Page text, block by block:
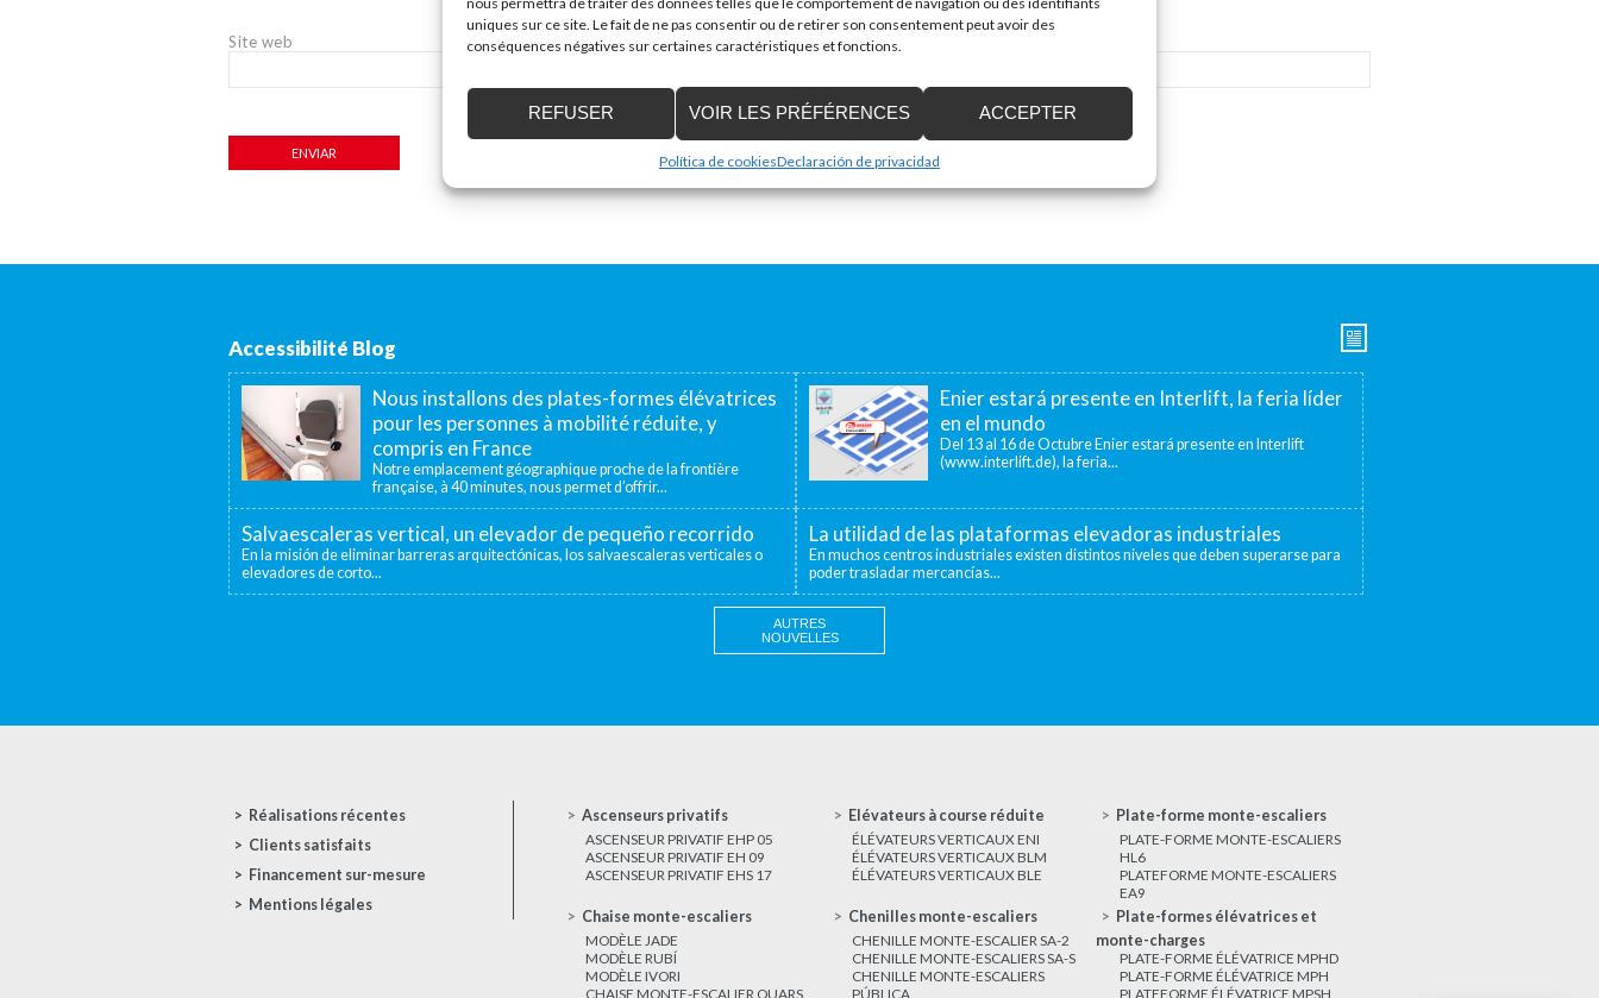
uniques sur ce site. Le fait de ne pas consentir ou de retirer son consentement peut avoir des
conséquences négatives sur certaines caractéristiques et fonctions.
ACCEPTER
REFUSER VOIR LES PRÉFÉRENCES
Política de cookiesDeclaración de privacidad
Site web
Accessibilité Blog
Nous installons des plates-formes élévatrices
pour les personnes à mobilité réduite, y
compris en France
Notre emplacement géographique proche de la frontière
française, à 40 minutes, nous permet d’offrir...
Enier estará presente en Interlift, la feria líder
en el mundo
Del 13 al 16 de Octubre Enier estará presente en Interlift
(www.interlift.de), la feria...
Salvaescaleras vertical, un elevador de pequeño recorrido
En la misión de eliminar barreras arquitectónicas, los salvaescaleras verticales o
elevadores de corto...
La utilidad de las plataformas elevadoras industriales
En muchos centros industriales existen distintos niveles que deben superarse para
poder trasladar mercancías...
AUTRES
NOUVELLES
Réalisations récentes
Clients satisfaits
Financement sur-mesure
Mentions légales
Ascenseurs privatifs
ASCENSEUR PRIVATIF EHP 05
ASCENSEUR PRIVATIF EH 09
ASCENSEUR PRIVATIF EHS 17
Elévateurs à course réduite
ÉLÉVATEURS VERTICAUX ENI
ÉLÉVATEURS VERTICAUX BLM
ÉLÉVATEURS VERTICAUX BLE
Plate-forme monte-escaliers
PLATE-FORME MONTE-ESCALIERS
HL6
PLATEFORME MONTE-ESCALIERS
EA9
Chaise monte-escaliers
MODÈLE JADE
MODÈLE RUBÍ
MODÈLE IVORI
CHAISE MONTE-ESCALIER QUARS
Chenilles monte-escaliers
CHENILLE MONTE-ESCALIER SA-2
CHENILLE MONTE-ESCALIERS SA-S
CHENILLE MONTE-ESCALIERS
PÚBLICA
Plate-formes élévatrices et
monte-charges
PLATE-FORME ÉLÉVATRICE MPHD
PLATE-FORME ÉLÉVATRICE MPH
PLATEFORME ÉLÉVATRICE MPSH